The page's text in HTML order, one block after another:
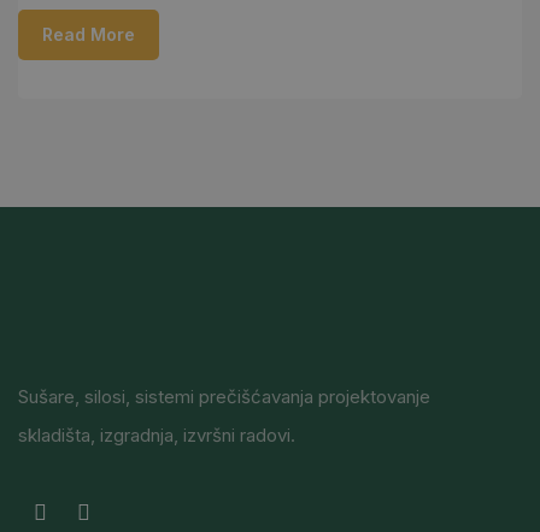
Read More
Sušare, silosi, sistemi prečišćavanja projektovanje
skladišta, izgradnja, izvršni radovi.